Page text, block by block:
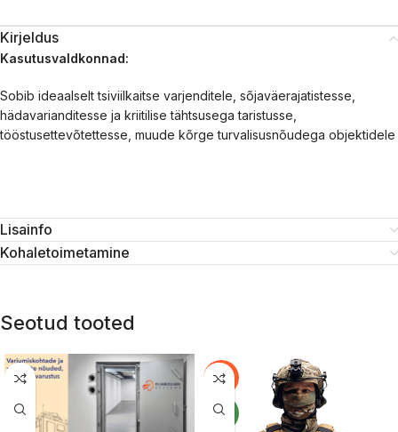
Kirjeldus
Kasutusvaldkonnad:
Sobib ideaalselt tsiviilkaitse varjenditele, sõjaväerajatistesse,
hädavarianditesse ja kriitilise tähtsusega taristusse,
tööstusettevõtettesse, muude kõrge turvalisusnõudega objektidele
Lisainfo
Kohaletoimetamine
Seotud tooted
-31%
UUS